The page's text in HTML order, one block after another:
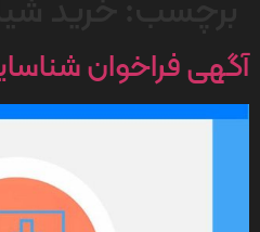
آگهی فراخوان